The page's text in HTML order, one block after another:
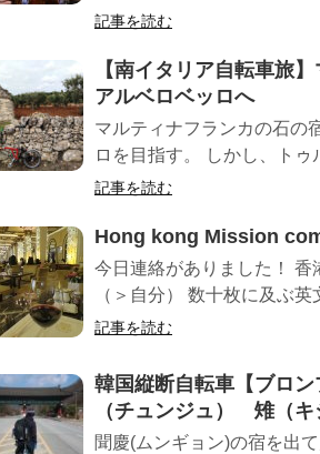
記事を読む
【南イタリア自転車旅
アルベロベッロへ
マルティナフランカの石の
ロを目指す。 しかし、ト
記事を読む
Hong kong Mission
今日連絡がありました！
（＞自分） 数十枚に及ぶ
記事を読む
韓国縦断自転車【ブロ
（チュンジュ） 雉（
聞慶(ムンギョン)の宿を出